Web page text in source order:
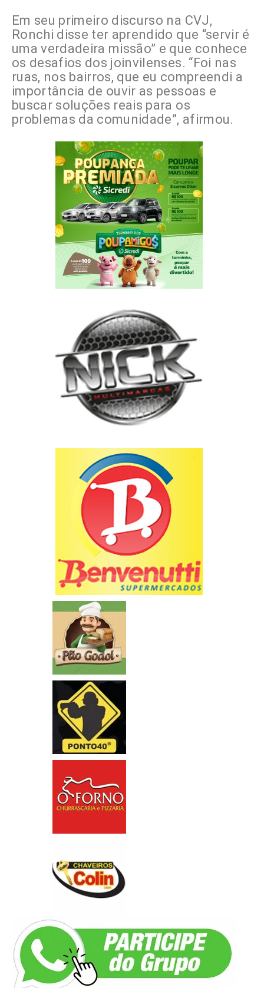
Em seu primeiro discurso na CVJ,
Ronchi disse ter aprendido que “servir é
uma verdadeira missão” e que conhece
os desafios dos joinvilenses. “Foi nas
ruas, nos bairros, que eu compreendi a
importância de ouvir as pessoas e
buscar soluções reais para os
problemas da comunidade”, afirmou.